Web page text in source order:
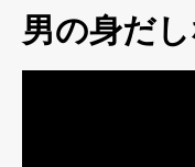
男の身だ